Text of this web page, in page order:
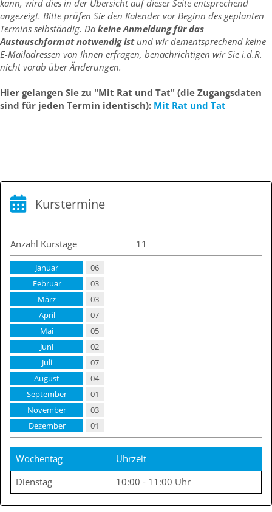
kann, wird dies in der Übersicht auf dieser Seite entsprechend
angezeigt. Bitte prüfen Sie den Kalender vor Beginn des geplanten
Termins selbständig. Da keine Anmeldung für das
Austauschformat notwendig istund wir dementsprechend keine
E-Mailadressen von Ihnen erfragen, benachrichtigen wir Sie i.d.R.
nicht vorab über Änderungen.
Hier gelangen Sie zu "Mit Rat und Tat" (die Zugangsdaten
sind für jeden Termin identisch): Mit Rat und Tat
Kurstermine
Anzahl Kurstage 11
Januar
06
Februar
03
März
03
April
07
Mai
05
Juni
02
Juli
07
August
04
September
01
November
03
Dezember
01
Wochentag
Uhrzeit
Dienstag
10:00 - 11:00 Uhr